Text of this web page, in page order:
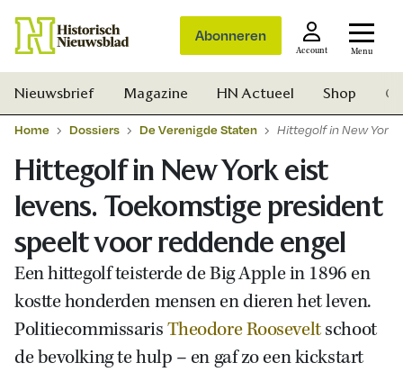
Abonneren
Account Menu
Nieuwsbrief Magazine HN Actueel Shop
Home Dossiers De Verenigde Staten Hittegolf in New York
Hittegolf in New York eist
levens. Toekomstige president
speelt voor reddende engel
Een hittegolf teisterde de Big Apple in 1896 en
kostte honderden mensen en dieren het leven.
PolitiecommissarisTheodore Rooseveltschoot
de bevolking te hulp – en gaf zo een kickstart